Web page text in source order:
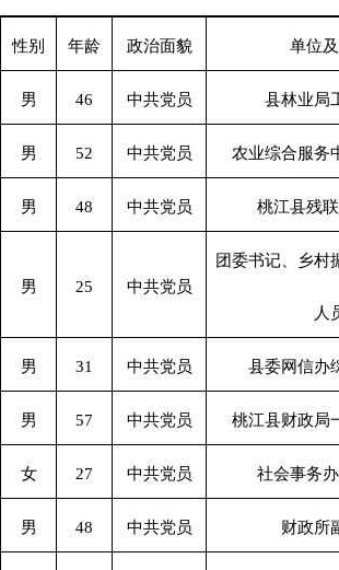
性别 年龄 政治面貌 单位
男 46 中共党员 县林业局
男 52 中共党员 农业综合服务
男 48 中共党员 桃江县残
男 25 中共党员
团委书记、乡村
人
男 31 中共党员 县委网信办
男 57 中共党员 桃江县财政局
女 27 中共党员 社会事务
男 48 中共党员 财政所